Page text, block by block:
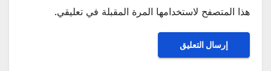
هذا المتصفح لاستخدامها المرة المقبلة في تعليقي.